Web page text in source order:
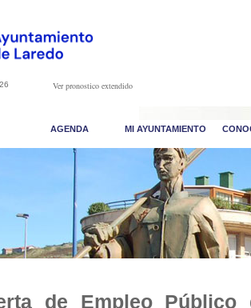
Ver pronostico extendido
AGENDA MI AYUNTAMIENTO
de Empleo Público